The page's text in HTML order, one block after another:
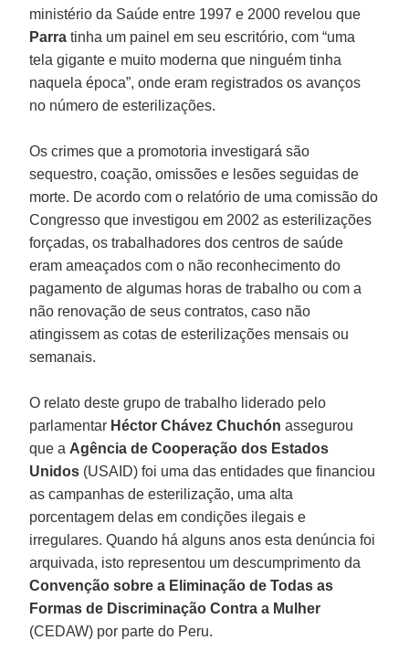
ministério da Saúde entre 1997 e 2000 revelou que
Parratinha um painel em seu escritório, com “uma
tela gigante e muito moderna que ninguém tinha
naquela época”, onde eram registrados os avanços
no número de esterilizações.
Os crimes que a promotoria investigará são
sequestro, coação, omissões e lesões seguidas de
morte. De acordo com o relatório de uma comissão do
Congresso que investigou em 2002 as esterilizações
forçadas, os trabalhadores dos centros de saúde
eram ameaçados com o não reconhecimento do
pagamento de algumas horas de trabalho ou com a
não renovação de seus contratos, caso não
atingissem as cotas de esterilizações mensais ou
semanais.
O relato deste grupo de trabalho liderado pelo
parlamentar Héctor Chávez Chuchón assegurou
que a Agência de Cooperação dos Estados
Unidos (USAID) foi uma das entidades que financiou
as campanhas de esterilização, uma alta
porcentagem delas em condições ilegais e
irregulares. Quando há alguns anos esta denúncia foi
arquivada, isto representou um descumprimento da
Convenção sobre a Eliminação de Todas as
Formas de Discriminação Contra a Mulher
(CEDAW) por parte do Peru.